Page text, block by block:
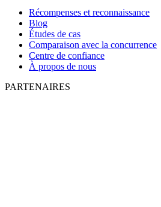
Récompenses et reconnaissance
Blog
Études de cas
Comparaison avec la concurrence
Centre de confiance
À propos de nous
PARTENAIRES